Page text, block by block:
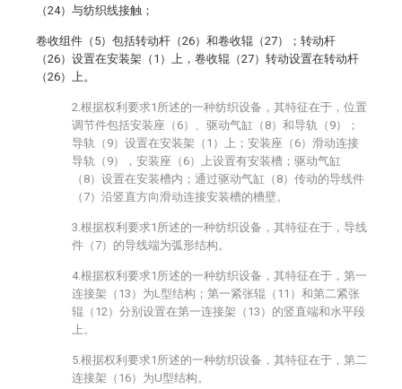
（24）与纺织线接触；
卷收组件（5）包括转动杆（26）和卷收辊（27）；转动杆
（26）设置在安装架（1）上，卷收辊（27）转动设置在转动杆
（26）上。
2.根据权利要求1所述的一种纺织设备，其特征在于，位置
调节件包括安装座（6）、驱动气缸（8）和导轨（9）；
导轨（9）设置在安装架（1）上；安装座（6）滑动连接
导轨（9），安装座（6）上设置有安装槽；驱动气缸
（8）设置在安装槽内；通过驱动气缸（8）传动的导线件
（7）沿竖直方向滑动连接安装槽的槽壁。
3.根据权利要求1所述的一种纺织设备，其特征在于，导线
件（7）的导线端为弧形结构。
4.根据权利要求1所述的一种纺织设备，其特征在于，第一
连接架（13）为L型结构；第一紧张辊（11）和第二紧张
辊（12）分别设置在第一连接架（13）的竖直端和水平段
上。
5.根据权利要求1所述的一种纺织设备，其特征在于，第二
连接架（16）为U型结构。